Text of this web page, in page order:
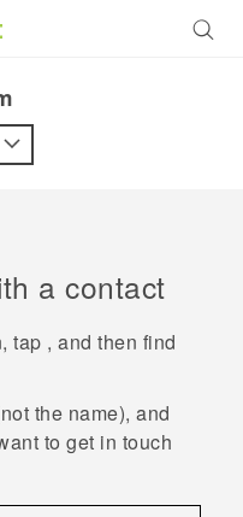
a contact
tap , and then find
the name), and
to get in touch